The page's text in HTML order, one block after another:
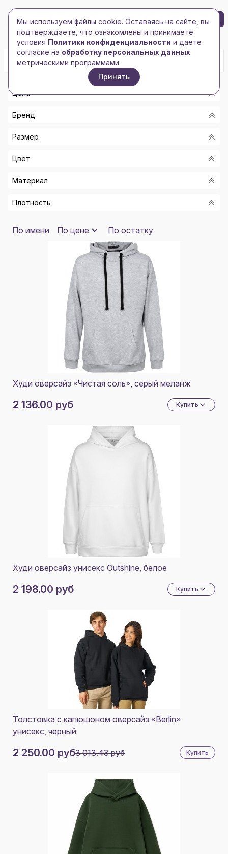
Toggle navigation
Toggle navigation
БРЕНД-ЛОГО 0
Главная/Толстовки/Оверсайз толстовки
Цена
От
До
Бренд
MOLTI
SOL'S
US BASIC
Размер
XS-S
M-L
XL-2XL
Цвет
БЕЛЫЙ МЕЛАНЖ
ЧЕРНЫЙ
ЗЕЛЕНЫЙ ОЛИВКОВЫЙ
Материал
80% ХЛОПОК, 20% ПОЛИЭСТЕР
6
Плотность
300 Г/М2
6
По имени По цене По остатку
Худи оверсайз «Чистая соль», серый меланж
2 136.00 руб Купить
Худи оверсайз унисекс Outshine, белое
2 198.00 руб Купить
Толстовка с капюшоном оверсайз «Berlin»
унисекс, черный
2 250.00 руб3 013.43 руб Купить
Мы используем файлы cookie. Оставаясь на сайте, вы
подтверждаете, что ознакомлены и принимаете
условия Политики конфиденциальности и даете
согласие на обработку персональных данных
метрическими программами.
Принять